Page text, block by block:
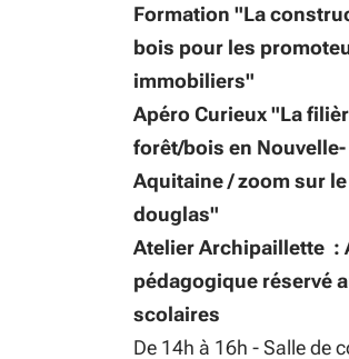
Formation "La
bois pour les
immobiliers"
Apéro Curieux "La
forêt/bois en Nouvelle-
Aquitaine / zoom sur le
douglas"
Atelier Archipaillette :
pédagogique réservé
scolaires
De 14h à 16h - Salle de